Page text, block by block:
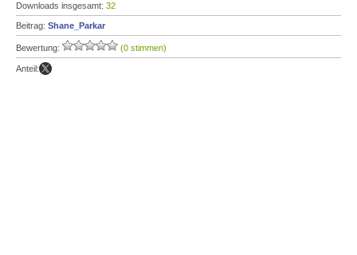
Downloads insgesamt: 32
Beitrag: Shane_Parkar
Bewertung: (0 stimmen)
Anteil: